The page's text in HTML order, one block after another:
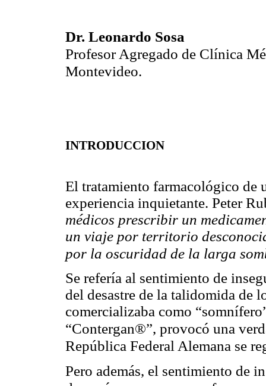
Dr. Leonardo Sosa
Profesor Agregado de Clínica
Montevideo.
INTRODUCCION
El tratamiento farmacológico de
experiencia inquietante. Peter
médicos prescribir un
un viaje por territorio
por la oscuridad de la larga
Se refería al sentimiento de
del desastre de la talidomida de
comercializaba como
“Contergan®”, provocó una
República Federal Alemana se
Pero además, el sentimiento de